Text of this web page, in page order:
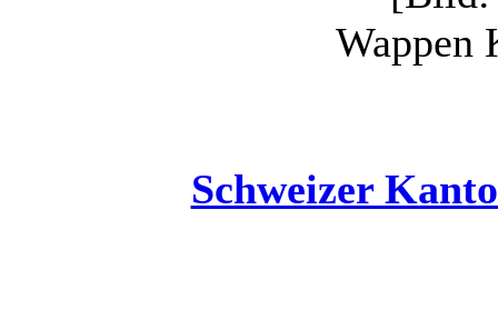
Wappen
Schweizer